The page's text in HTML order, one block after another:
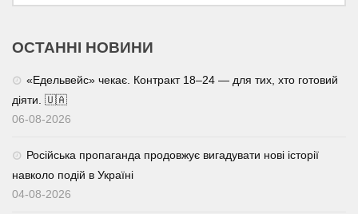
ОСТАННІ НОВИНИ
«Едельвейс» чекає. Контракт 18–24 — для тих, хто готовий
діяти. 🇺🇦
06-08-2026
Російська пропаганда продовжує вигадувати нові історії
навколо подій в Україні
04-08-2026